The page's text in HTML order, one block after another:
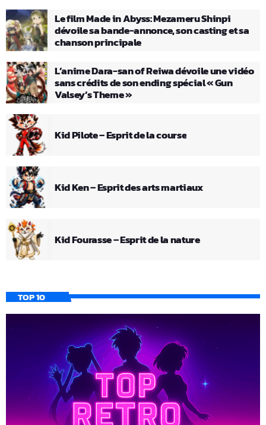
Le film Made in Abyss: Mezameru Shinpi
dévoile sa bande-annonce, son casting et sa
chanson principale
L’anime Dara-san of Reiwa dévoile une vidéo
sans crédits de son ending spécial « Gun
Valsey’s Theme »
Kid Pilote – Esprit de la course
Kid Ken – Esprit des arts martiaux
Kid Fourasse – Esprit de la nature
TOP 10